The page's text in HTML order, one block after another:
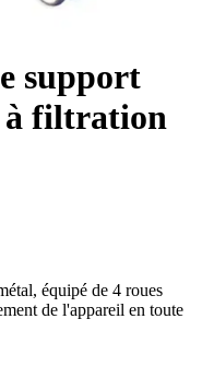
support
à filtration
équipé de 4 roues
de l'appareil en toute